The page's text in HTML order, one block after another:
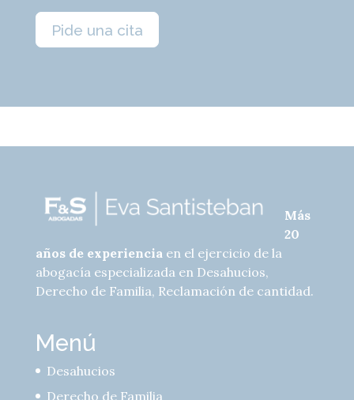
Pide una cita
Más
20
años de experienciaen el ejercicio de la
abogacía especializada en Desahucios,
Derecho de Familia, Reclamación de cantidad.
Menú
Desahucios
Derecho de Familia